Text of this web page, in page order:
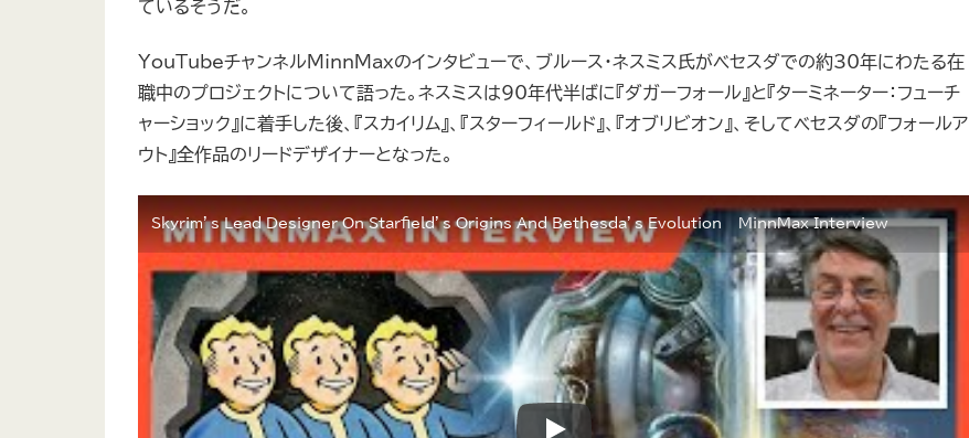
ているそうだ。
YouTubeチャンネルMinnMaxのインタビューで、ブルース・ネスミス氏がベセスダでの約30年にわたる在
職中のプロジェクトについて語った。ネスミスは90年代半ばに『ダガーフォール』と『ターミネーター：フューチ
ャーショック』に着手した後、『スカイリム』、『スターフィールド』、『オブリビオン』、そしてベセスダの『フォールア
ウト』全作品のリードデザイナーとなった。
Skyrim’s Lead Designer On Starfield’s Origins And Bethesda’s Evolution – MinnMax Interview